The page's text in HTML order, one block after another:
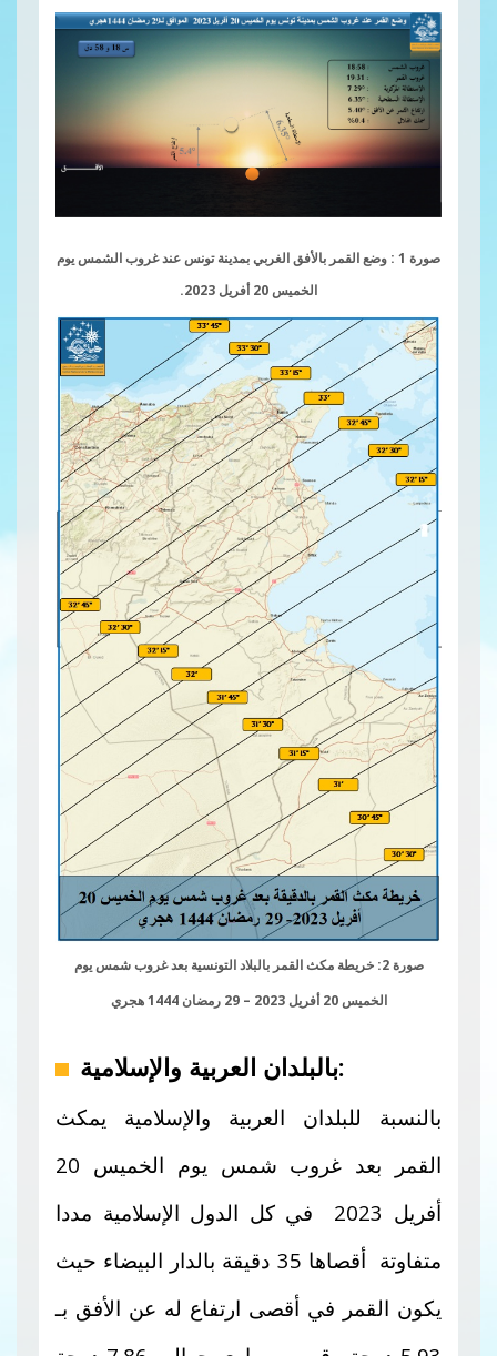
صورة 1 : وضع القمر بالأفق الغربي بمدينة تونس عند غروب الشمس يوم
الخميس 20 أفريل 2023.
صورة 2: خريطة مكث القمر بالبلاد التونسية بعد غروب شمس يوم
الخميس 20 أفريل 2023 – 29 رمضان 1444 هجري
بالبلدان العربية والإسلامية:
بالنسبة للبلدان العربية والإسلامية يمكث
القمر بعد غروب شمس يوم الخميس 20
أفريل 2023 في كل الدول الإسلامية مددا
متفاوتة أقصاها 35 دقيقة بالدار البيضاء حيث
يكون القمر في أقصى ارتفاع له عن الأفق بـ